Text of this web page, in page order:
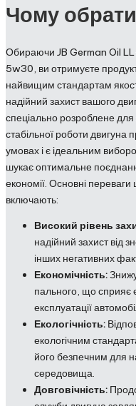
Чому
Обираючи JB German Oil
5w30, ви отримуєте
найвищим стандартам
надійний захист вашого
спеціально розроблене
стабільної роботи двигуна
умовах і є ідеальним
шукає оптимальне
економії. Основні переваги
включають:
Високий рівень
надійний захист від
інших негативних
Економічність:
пального, що сприяє
експлуатації
Екологічність:
екологічним
його безпечним для
середовища.
Довговічність: